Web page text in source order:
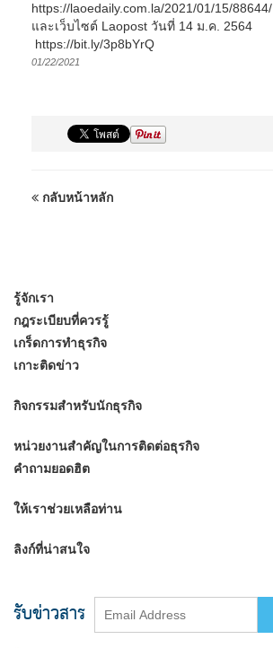
https://laoedaily.com.la/2021/01/15/88644/
และเว็บไซต์ Laopost วันที่ 14 ม.ค. 2564
https://bit.ly/3p8bYrQ
01/22/2021
กลับหน้าหลัก
รู้จักเรา
กฎระเบียบที่ควรรู้
เกร็ดการทำธุรกิจ
เกาะติดข่าว
กิจกรรมสำหรับนักธุรกิจ
หน่วยงานสำคัญในการติดต่อธุรกิจ
คำถามยอดฮิต
ให้เราช่วยเหลือท่าน
ลิงก์ที่น่าสนใจ
รับข่าวสาร